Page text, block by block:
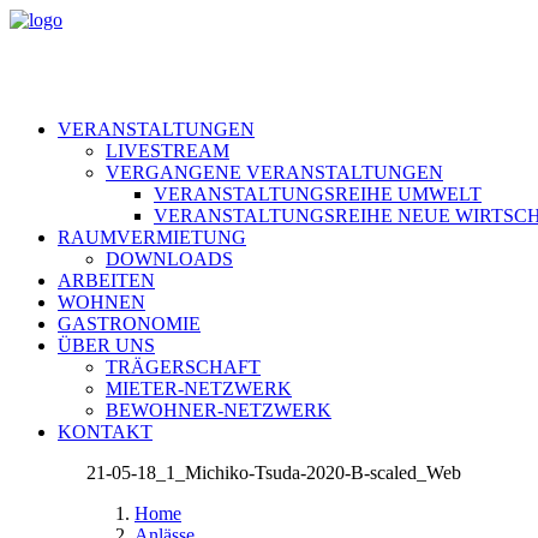
VERANSTALTUNGEN
LIVESTREAM
VERGANGENE VERANSTALTUNGEN
VERANSTALTUNGSREIHE UMWELT
VERANSTALTUNGSREIHE NEUE
RAUMVERMIETUNG
DOWNLOADS
ARBEITEN
WOHNEN
GASTRONOMIE
ÜBER UNS
TRÄGERSCHAFT
MIETER-NETZWERK
BEWOHNER-NETZWERK
KONTAKT
21-05-18_1_Michiko-Tsuda-2020-B-scaled_Web
Home